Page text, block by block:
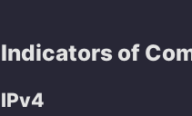
Indicators of
IPv4